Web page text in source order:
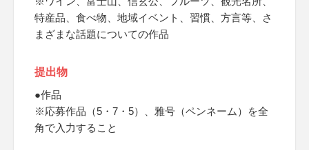
特産品、食べ物、地域イベント、習慣、方言等、さ
まざまな話題についての作品
提出物
●作品
※応募作品（5・7・5）、雅号（ペンネーム）を全
角で入力すること